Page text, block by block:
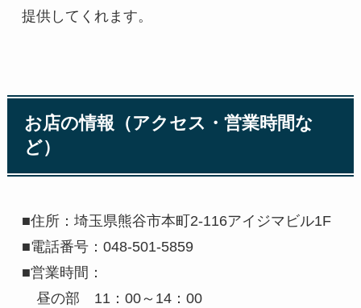
提供してくれます。
お店の情報（アクセス・営業時間な
ど）
■住所：埼玉県熊谷市本町2-116アイジマビル1F
■電話番号：048-501-5859
■営業時間：
昼の部 11：00～14：00